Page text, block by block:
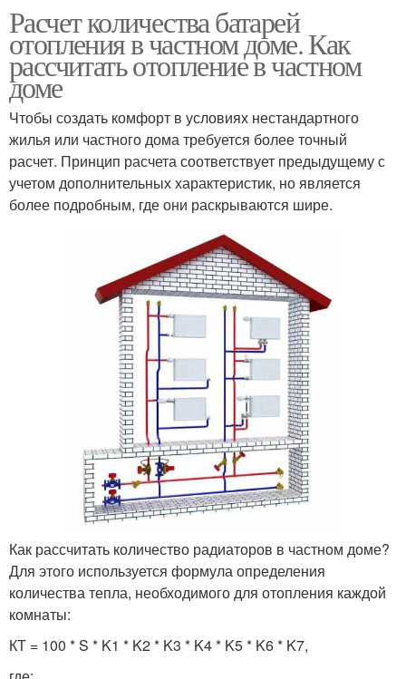
Расчет количества батарей
отопления в частном доме. Как
рассчитать отопление в частном
доме
Чтобы создать комфорт в условиях нестандартного
жилья или частного дома требуется более точный
расчет. Принцип расчета соответствует предыдущему с
учетом дополнительных характеристик, но является
более подробным, где они раскрываются шире.
Как рассчитать количество радиаторов в частном доме?
Для этого используется формула определения
количества тепла, необходимого для отопления каждой
комнаты:
КТ = 100 * S * K1 * K2 * K3 * K4 * K5 * K6 * K7,